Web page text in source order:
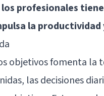
los profesionales
la productividad
objetivos fomenta la
las decisiones